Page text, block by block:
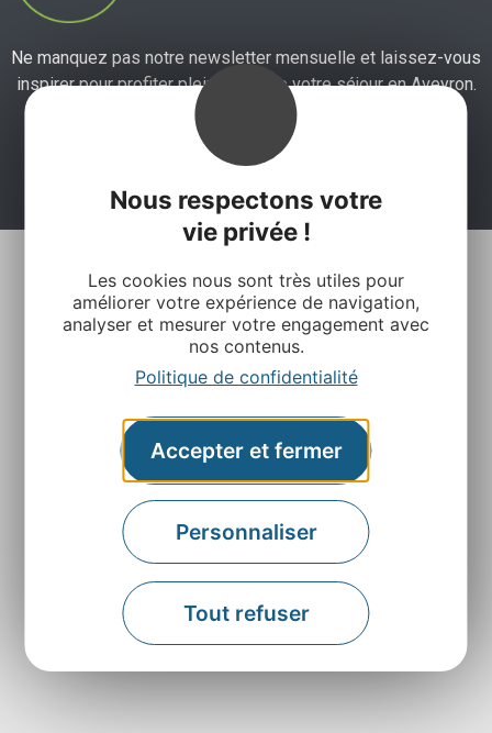
Nous respectons votre
vie privée !
Les cookies nous sont très utiles pour
améliorer votre expérience de navigation,
analyser et mesurer votre engagement avec
nos contenus.
Politique de confidentialité
Accepter et fermer
Personnaliser
Tout refuser
Ne manquez pas notre newsletter mensuelle et laissez-vous
inspirer pour profiter pleinement de votre séjour en Aveyron.
Je m'abonne ici
Agence Départementale de l’Attractivité et du
Tourisme de l’Aveyron
Rue Louis Blanc – BP831 – 12008 Rodez
Contactez-nous
Retrouvez-nous sur